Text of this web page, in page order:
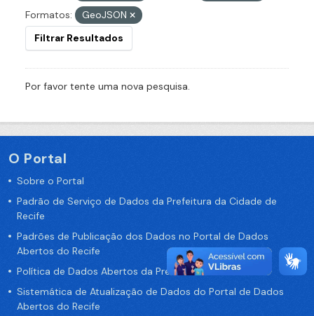
Formatos:
GeoJSON
Filtrar Resultados
Por favor tente uma nova pesquisa.
O Portal
Sobre o Portal
Padrão de Serviço de Dados da Prefeitura da Cidade de
Recife
Padrões de Publicação dos Dados no Portal de Dados
Abertos do Recife
Política de Dados Abertos da Prefeitura do Recife
Sistemática de Atualização de Dados do Portal de Dados
Abertos do Recife